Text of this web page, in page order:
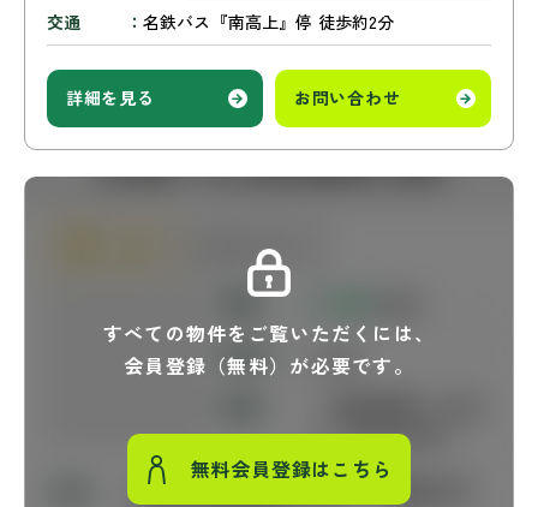
交通
名鉄バス『南高上』停 徒歩約2分
詳細を見る お問い合わせ
すべての物件をご覧いただくには、
会員登録（無料）が必要です。
無料会員登録はこちら